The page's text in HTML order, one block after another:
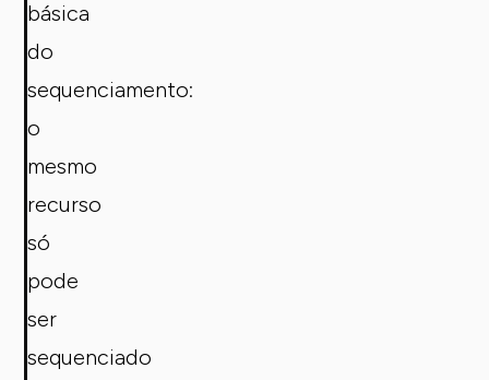
básica
do
sequenciamento:
o
mesmo
recurso
só
pode
ser
sequenciado